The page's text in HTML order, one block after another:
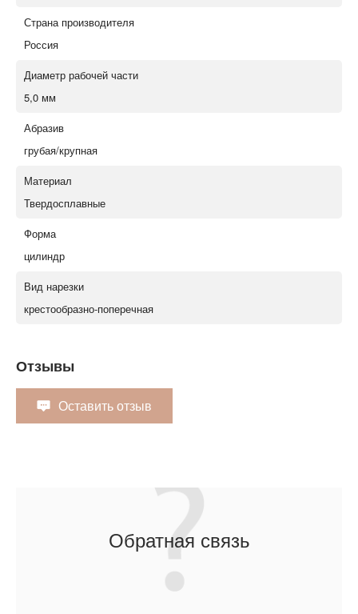
Страна производителя
Россия
Диаметр рабочей части
5,0 мм
Абразив
грубая/крупная
Материал
Твердосплавные
Форма
цилиндр
Вид нарезки
крестообразно-поперечная
Отзывы
Оставить отзыв
Обратная связь